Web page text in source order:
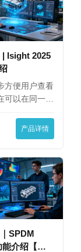
Isight 2025
方便用户查看
可以在同一
产品详情
SPDM
能介绍【上